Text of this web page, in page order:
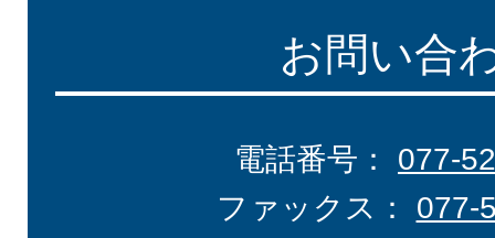
お問い合
電話番号： 077-
ファックス： 077-